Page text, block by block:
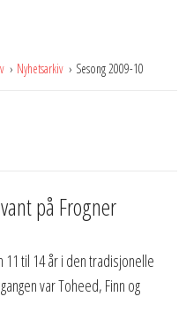
Nyhetsarkiv Sesong 2009-10
på Frogner
til 14 år i den tradisjonelle
var Toheed, Finn og